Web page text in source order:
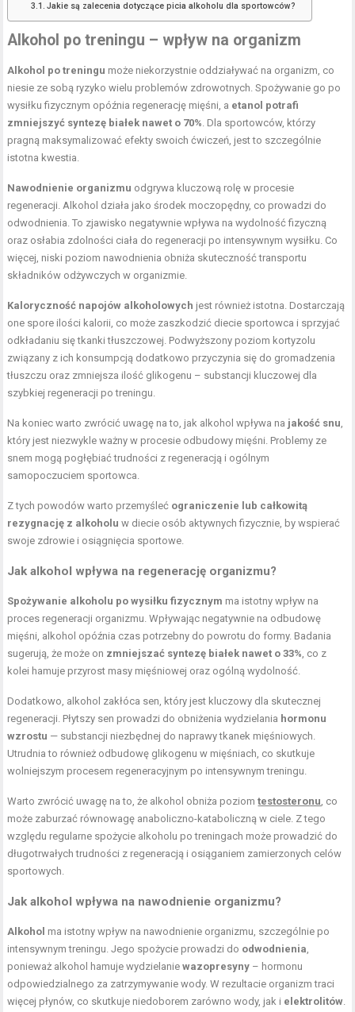
Jakie są zalecenia dotyczące picia alkoholu dla sportowców?
Alkohol po treningu – wpływ na organizm
Alkohol po treningu może niekorzystnie oddziaływać na organizm, co
niesie ze sobą ryzyko wielu problemów zdrowotnych. Spożywanie go po
wysiłku fizycznym opóźnia regenerację mięśni, a etanol potrafi
zmniejszyć syntezę białek nawet o 70%. Dla sportowców, którzy
pragną maksymalizować efekty swoich ćwiczeń, jest to szczególnie
istotna kwestia.
Nawodnienie organizmu odgrywa kluczową rolę w procesie
regeneracji. Alkohol działa jako środek moczopędny, co prowadzi do
odwodnienia. To zjawisko negatywnie wpływa na wydolność fizyczną
oraz osłabia zdolności ciała do regeneracji po intensywnym wysiłku. Co
więcej, niski poziom nawodnienia obniża skuteczność transportu
składników odżywczych w organizmie.
Kaloryczność napojów alkoholowych jest również istotna. Dostarczają
one spore ilości kalorii, co może zaszkodzić diecie sportowca i sprzyjać
odkładaniu się tkanki tłuszczowej. Podwyższony poziom kortyzolu
związany z ich konsumpcją dodatkowo przyczynia się do gromadzenia
tłuszczu oraz zmniejsza ilość glikogenu – substancji kluczowej dla
szybkiej regeneracji po treningu.
Na koniec warto zwrócić uwagę na to, jak alkohol wpływa na jakość snu,
który jest niezwykle ważny w procesie odbudowy mięśni. Problemy ze
snem mogą pogłębiać trudności z regeneracją i ogólnym
samopoczuciem sportowca.
Z tych powodów warto przemyśleć ograniczenie lub całkowitą
rezygnację z alkoholu w diecie osób aktywnych fizycznie, by wspierać
swoje zdrowie i osiągnięcia sportowe.
Jak alkohol wpływa na regenerację organizmu?
Spożywanie alkoholu po wysiłku fizycznym ma istotny wpływ na
proces regeneracji organizmu. Wpływając negatywnie na odbudowę
mięśni, alkohol opóźnia czas potrzebny do powrotu do formy. Badania
sugerują, że może on zmniejszać syntezę białek nawet o 33%, co z
kolei hamuje przyrost masy mięśniowej oraz ogólną wydolność.
Dodatkowo, alkohol zakłóca sen, który jest kluczowy dla skutecznej
regeneracji. Płytszy sen prowadzi do obniżenia wydzielania hormonu
wzrostu — substancji niezbędnej do naprawy tkanek mięśniowych.
Utrudnia to również odbudowę glikogenu w mięśniach, co skutkuje
wolniejszym procesem regeneracyjnym po intensywnym treningu.
Warto zwrócić uwagę na to, że alkohol obniża poziomtestosteronu, co
może zaburzać równowagę anaboliczno-kataboliczną w ciele. Z tego
względu regularne spożycie alkoholu po treningach może prowadzić do
długotrwałych trudności z regeneracją i osiąganiem zamierzonych celów
sportowych.
Jak alkohol wpływa na nawodnienie organizmu?
Alkohol ma istotny wpływ na nawodnienie organizmu, szczególnie po
intensywnym treningu. Jego spożycie prowadzi do odwodnienia,
ponieważ alkohol hamuje wydzielaniewazopresyny – hormonu
odpowiedzialnego za zatrzymywanie wody. W rezultacie organizm traci
więcej płynów, co skutkuje niedoborem zarówno wody, jak i elektrolitów.